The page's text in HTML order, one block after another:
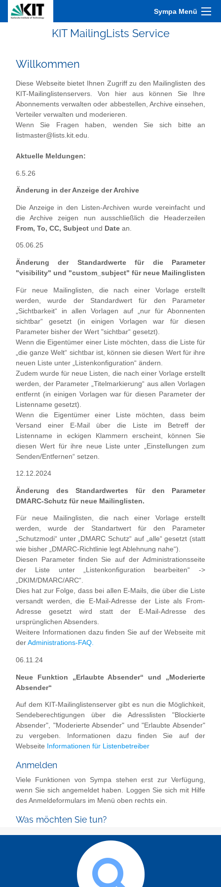
Sympa Menü
KIT MailingLists Service
Willkommen
Diese Webseite bietet Ihnen Zugriff zu den Mailinglisten des
KIT-Mailinglistenservers. Von hier aus können Sie Ihre
Abonnements verwalten oder abbestellen, Archive einsehen,
Verteiler verwalten und moderieren.
Wenn Sie Fragen haben, wenden Sie sich bitte an
listmaster@lists.kit.edu.
Aktuelle Meldungen:
6.5.26
Änderung in der Anzeige der Archive
Die Anzeige in den Listen-Archiven wurde vereinfacht und
die Archive zeigen nun ausschließlich die Headerzeilen
From, To, CC, Subject und Date an.
05.06.25
Änderung der Standardwerte für die Parameter
"visibility" und "custom_subject" für neue Mailinglisten
Für neue Mailinglisten, die nach einer Vorlage erstellt
werden, wurde der Standardwert für den Parameter
„Sichtbarkeit“ in allen Vorlagen auf „nur für Abonnenten
sichtbar“ gesetzt (in einigen Vorlagen war für diesen
Parameter bisher der Wert "sichtbar“ gesetzt).
Wenn die Eigentümer einer Liste möchten, dass die Liste für
„die ganze Welt“ sichtbar ist, können sie diesen Wert für ihre
neuen Liste unter „Listenkonfiguration“ ändern.
Zudem wurde für neue Listen, die nach einer Vorlage erstellt
werden, der Parameter „Titelmarkierung“ aus allen Vorlagen
entfernt (in einigen Vorlagen war für diesen Parameter der
Listenname gesetzt).
Wenn die Eigentümer einer Liste möchten, dass beim
Versand einer E-Mail über die Liste im Betreff der
Listenname in eckigen Klammern erscheint, können Sie
diesen Wert für ihre neue Liste unter „Einstellungen zum
Senden/Entfernen“ setzen.
12.12.2024
Änderung des Standardwertes für den Parameter
DMARC-Schutz für neue Mailinglisten.
Für neue Mailinglisten, die nach einer Vorlage erstellt
werden, wurde der Standartwert für den Parameter
„Schutzmodi“ unter „DMARC Schutz“ auf „alle“ gesetzt (statt
wie bisher „DMARC-Richtlinie legt Ablehnung nahe“).
Diesen Parameter finden Sie auf der Administrationsseite
der Liste unter „Listenkonfiguration bearbeiten“ ->
„DKIM/DMARC/ARC“.
Dies hat zur Folge, dass bei allen E-Mails, die über die Liste
versandt werden, die E-Mail-Adresse der Liste als From-
Adresse gesetzt wird statt der E-Mail-Adresse des
ursprünglichen Absenders.
Weitere Informationen dazu finden Sie auf der Webseite mit
der Administrations-FAQ.
06.11.24
Neue Funktion „Erlaubte Absender“ und „Moderierte
Absender“
Auf dem KIT-Mailinglistenserver gibt es nun die Möglichkeit,
Sendeberechtigungen über die Adresslisten "Blockierte
Absender", "Moderierte Absender" und "Erlaubte Absender"
zu vergeben. Informationen dazu finden Sie auf der
Webseite
Informationen für Listenbetreiber
Anmelden
Viele Funktionen von Sympa stehen erst zur Verfügung,
wenn Sie sich angemeldet haben. Loggen Sie sich mit Hilfe
des Anmeldeformulars im Menü oben rechts ein.
Was möchten Sie tun?